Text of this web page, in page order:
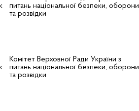
питань національної безпеки, оборони
та розвідки
Комітет Верховної Ради України з
питань національної безпеки, оборони
та розвідки